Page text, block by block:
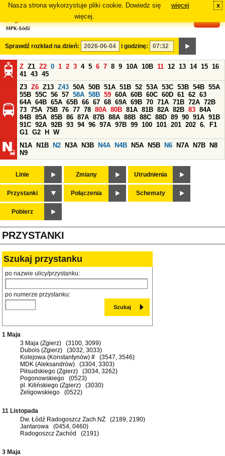
Nasza strona wykorzystuje pliki cookie. Dowiedz się
więcej.
więcej x
Sprawdź rozkład na dzień: i godzinę:
Z Z1 Z2 0 1 2 3 4 5 6 7 8 9 10A 10B 11 12 13 14 15 16
41 43 45
Z3 Z6 Z13 Z43 50A 50B 51A 51B 52 53A 53C 53B 54B 55A
55B 55C 56 57 58A 58B 59 60A 60B 60C 60D 61 62 63
64A 64B 65A 65B 66 67 68 69A 69B 70 71A 71B 72A 72B
73 75A 75B 76 77 78 80A 80B 81A 81B 82A 82B 83 84A
84B 85A 85B 86 87A 87B 88A 88B 88C 88D 89 90 91A 91B
91C 92A 92B 93 94 96 97A 97B 99 100 101 201 202 6.
F1
G1 G2 H
W
N1A
N1B N2 N3A N3B N4A N4B N5A N5B N6 N7A N7B
N8
N9
Linie Zmiany Utrudnienia
Przystanki Połączenia Schematy
Pobierz
PRZYSTANKI
Szukaj przystanku
po nazwie ulicy/przystanku:
po numerze przystanku:
1 Maja
3 Maja (Zgierz) (3100, 3099)
Dubois (Zgierz) (3032, 3033)
Kolejowa (Konstantynów) # (3547, 3546)
MDK (Aleksandrów) (3304, 3303)
Piłsudskiego (Zgierz) (3034, 3262)
Pogonowskiego (0523)
pl. Kilińskiego (Zgierz) (3030)
Żeligowskiego (0522)
11 Listopada
Dw. Łódź Radogoszcz Zach.NŻ (2189, 2190)
Jantarowa (0454, 0460)
Radogoszcz Zachód (2191)
3 Maja